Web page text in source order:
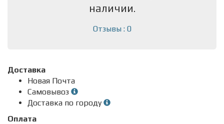
наличии.
Отзывы : 0
Доставка
Новая Почта
Самовывоз
Доставка по городу
Оплата